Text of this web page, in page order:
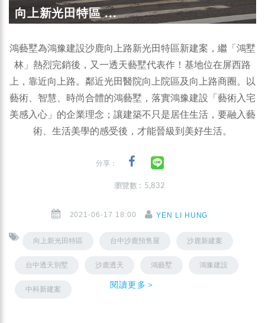
向上新光田特區 ...
鴻藝墅為鴻豫建設沙鹿向上路新光田特區新建案，繼「鴻墅
林」熱烈完銷後，又一透天藝墅代表作！基地位在屏西路
上，靠近向上路。鄰近光田醫院向上院區及向上路商圈。以
藝術、智慧、時尚合體的鴻藝墅，落實鴻豫建設「藝術入宅
美感入心」的企業理念；讓建築不只是居住生活，要融入藝
術、生活美學的感受後，才能晉級到美好生活。
分享：
瀏覽數 : 5,832
2021-06-17 18:00 YEN LI HUNG
向上新光田特區 台中沙鹿預售屋 沙鹿新建案
台中透天別墅 沙鹿透天 鴻藝墅 鴻豫建設
中科新建案 閱讀更多＞